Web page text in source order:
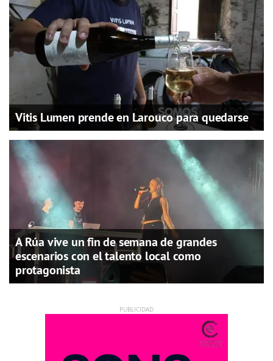
Vitis Lumen prende en Larouco para quedarse
A Rúa vive un fin de semana de grandes
escenarios con el talento local como
protagonista